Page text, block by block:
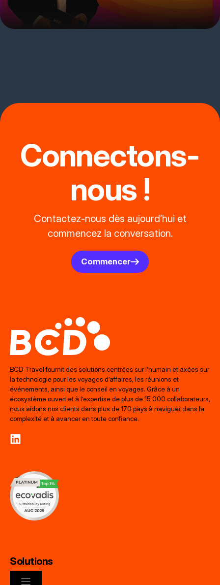
Connectons-
nous !
Contactez-nous dès aujourd’hui et
commencez la conversation.
Commencer
BCD Travel fournit des solutions centrées sur l’humain et axées sur
la technologie pour les voyages d’affaires, les réunions et
événements, ainsi que le conseil en voyages. Grâce à un
écosystème ouvert et à l’expertise de plus de 15 000 collaborateurs,
nous aidons nos clients dans plus de 170 pays à naviguer dans la
complexité et à avancer en toute confiance.
Solutions